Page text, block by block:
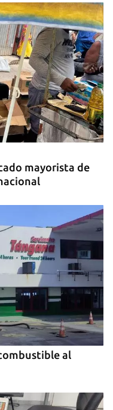
expulsado de
del ICE
mayorista de
al